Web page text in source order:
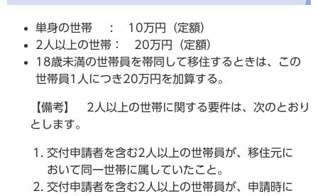
単身の世帯 : 10万円（定額）
2人以上の世帯： 20万円（定額）
18歳未満の世帯員を帯同して移住するときは、この
世帯員1人につき20万円を加算する。
【備考】 2人以上の世帯に関する要件は、次のとおり
とします。
交付申請者を含む2人以上の世帯員が、移住元に
おいて同一世帯に属していたこと。
交付申請者を含む2人以上の世帯員が、申請時に